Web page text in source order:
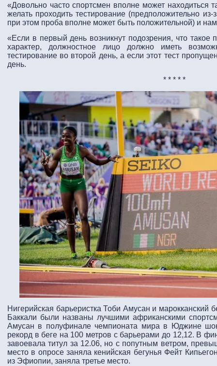
«Довольно часто спортсмен вполне может находиться
желать проходить тестирование (предположительно
при этом проба вполне может быть положительной) и
«Если в первый день возникнут подозрения, что такое
характер, должностное лицо должно иметь
тестирование во второй день, а если этот тест
день.
* * * * *
Нигерийская барьеристка Тоби Амусан и марокканский
Баккали были названы лучшими африканскими
Амусан в полуфинале чемпионата мира в Юджине
рекорд в беге на 100 метров с барьерами до 12,12. В
завоевала титул за 12.06, но с попутным ветром,
место в опросе заняла кенийская бегунья Фейт
из Эфиопии, заняла третье место.